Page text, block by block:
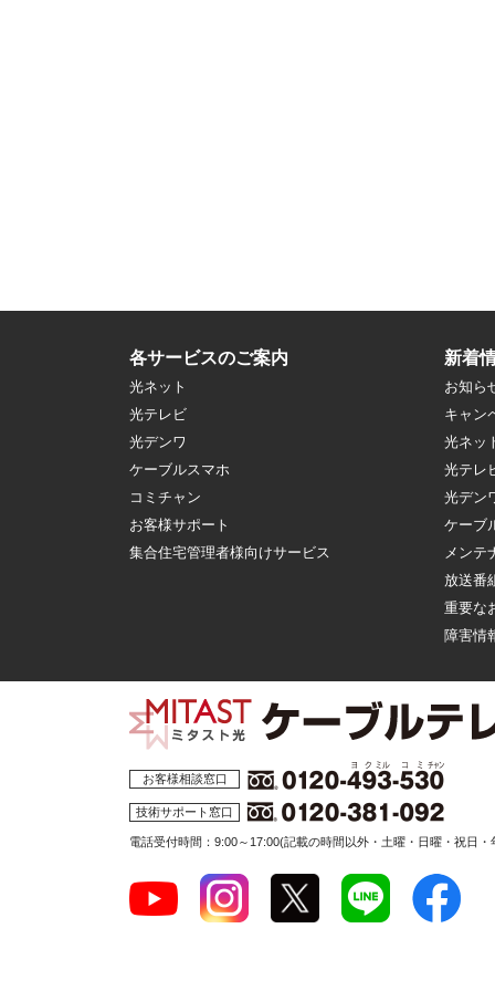
各サービスのご案内
光ネット
光テレビ
光デンワ
ケーブルスマホ
コミチャン
お客様サポート
集合住宅管理者様向けサービス
新着
お知ら
キャン
光ネッ
光テレ
光デン
ケーブ
メンテ
放送番
重要な
障害情
お客様相談窓口
技術サポート窓口
電話受付時間：9:00～17:00(記載の時間以外・土曜・日曜・祝日